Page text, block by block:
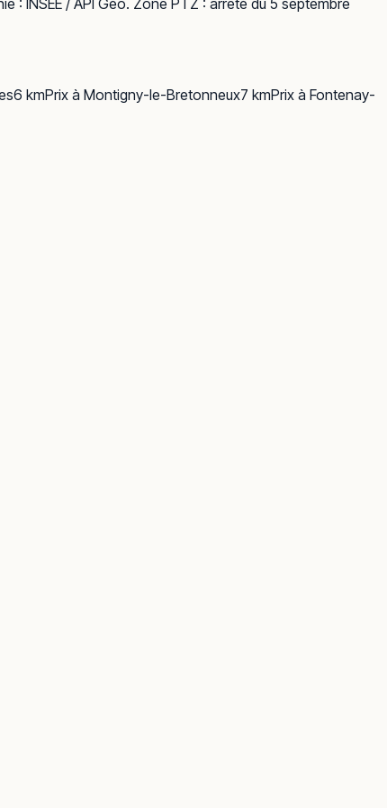
: INSEE / API Géo. Zone PTZ : arrêté du 5 septembre
6 kmPrix à Montigny-le-Bretonneux7 kmPrix à Fontenay-